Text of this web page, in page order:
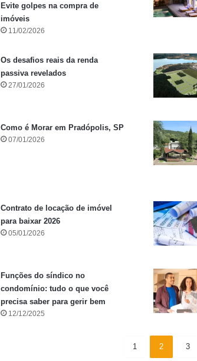
Evite golpes na compra de
imóveis
11/02/2026
Os desafios reais da renda
passiva revelados
27/01/2026
Como é Morar em Pradópolis, SP
07/01/2026
Contrato de locação de imóvel
para baixar 2026
05/01/2026
Funções do síndico no
condomínio: tudo o que você
precisa saber para gerir bem
12/12/2025
1 2 3